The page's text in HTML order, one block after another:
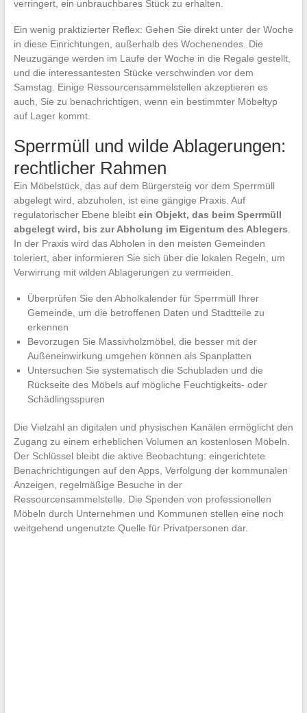
verringert, ein unbrauchbares Stück zu erhalten.
Ein wenig praktizierter Reflex: Gehen Sie direkt unter der Woche
in diese Einrichtungen, außerhalb des Wochenendes. Die
Neuzugänge werden im Laufe der Woche in die Regale gestellt,
und die interessantesten Stücke verschwinden vor dem
Samstag. Einige Ressourcensammelstellen akzeptieren es
auch, Sie zu benachrichtigen, wenn ein bestimmter Möbeltyp
auf Lager kommt.
Sperrmüll und wilde Ablagerungen:
rechtlicher Rahmen
Ein Möbelstück, das auf dem Bürgersteig vor dem Sperrmüll
abgelegt wird, abzuholen, ist eine gängige Praxis. Auf
regulatorischer Ebene bleibt ein Objekt, das beim Sperrmüll
abgelegt wird, bis zur Abholung im Eigentum des Ablegers.
In der Praxis wird das Abholen in den meisten Gemeinden
toleriert, aber informieren Sie sich über die lokalen Regeln, um
Verwirrung mit wilden Ablagerungen zu vermeiden.
Überprüfen Sie den Abholkalender für Sperrmüll Ihrer
Gemeinde, um die betroffenen Daten und Stadtteile zu
erkennen
Bevorzugen Sie Massivholzmöbel, die besser mit der
Außeneinwirkung umgehen können als Spanplatten
Untersuchen Sie systematisch die Schubladen und die
Rückseite des Möbels auf mögliche Feuchtigkeits- oder
Schädlingsspuren
Die Vielzahl an digitalen und physischen Kanälen ermöglicht den
Zugang zu einem erheblichen Volumen an kostenlosen Möbeln.
Der Schlüssel bleibt die aktive Beobachtung: eingerichtete
Benachrichtigungen auf den Apps, Verfolgung der kommunalen
Anzeigen, regelmäßige Besuche in der
Ressourcensammelstelle. Die Spenden von professionellen
Möbeln durch Unternehmen und Kommunen stellen eine noch
weitgehend ungenutzte Quelle für Privatpersonen dar.